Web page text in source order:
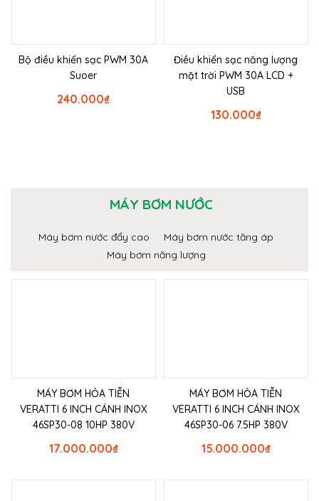
Bộ điều khiển sạc PWM 30A
Suoer
₫
240.000
Điều khiển sạc năng lượng
mặt trời PWM 30A LCD +
USB
₫
130.000
MÁY BƠM NƯỚC
Máy bơm nước đẩy cao
Máy bơm nước tăng áp
Máy bơm năng lượng
MÁY BƠM HỎA TIỄN
VERATTI 6 INCH CÁNH INOX
46SP30-08 10HP 380V
₫
17.000.000
MÁY BƠM HỎA TIỄN
VERATTI 6 INCH CÁNH INOX
46SP30-06 7.5HP 380V
₫
15.000.000